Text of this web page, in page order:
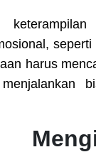
harus